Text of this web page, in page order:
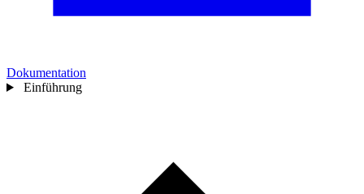
Dokumentation
Einführung